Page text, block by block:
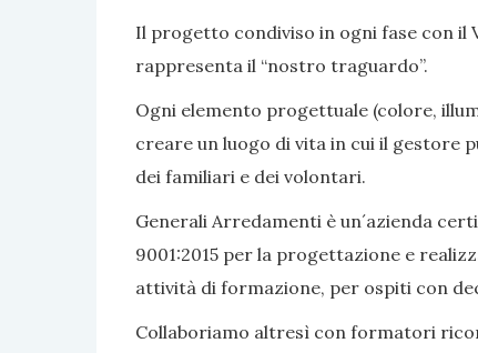
Il progetto condiviso in ogni fase con
rappresenta il “nostro traguardo”.
Ogni elemento progettuale (colore,
creare un luogo di vita in cui il gestore
dei familiari e dei volontari.
Generali Arredamenti è un´azienda
9001:2015 per la progettazione e
attività di formazione, per ospiti con
Collaboriamo altresì con formatori